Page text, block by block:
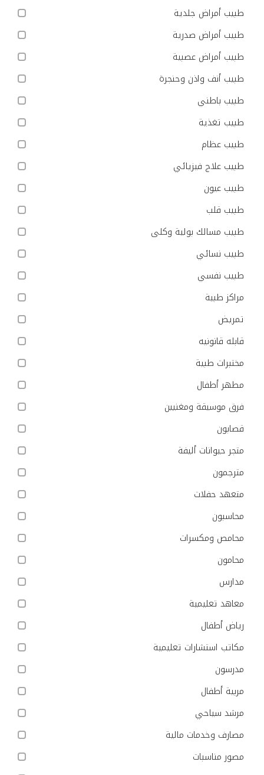
طبيب أمراض جلدية
طبيب أمراض صدرية
طبيب أمراض عصبية
طبيب أنف واذن وحنجرة
طبيب باطني
طبيب تغذية
طبيب عظام
طبيب علاج فيزيائي
طبيب عيون
طبيب قلب
طبيب مسالك بولية وكلى
طبيب نسائي
طبيب نفسي
مراكز طبية
تمريض
قابله قانونيه
مختبرات طبية
مطهر أطفال
فرق موسيقة ومغنيين
قصابون
متجر حيوانات أليفة
مترجمون
متعهد حفلات
محاسبون
محامص ومكسرات
محامون
مدارس
معاهد تعليمية
رياض أطفال
مكاتب استشارات تعليمية
مدرسون
مربية أطفال
مرشد سياحي
مصارف وخدمات مالية
مصور مناسبات